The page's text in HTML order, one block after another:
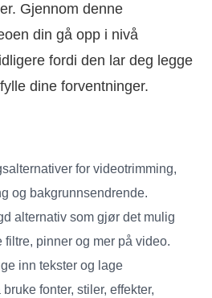
Gjennom denne
din gå opp i nivå
fordi den lar deg legge
dine forventninger.
for videotrimming,
og bakgrunnsendrende.
alternativ som gjør det mulig
filtre, pinner og mer på video.
inn tekster og lage
fonter, stiler, effekter,